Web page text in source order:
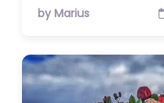
by Marius